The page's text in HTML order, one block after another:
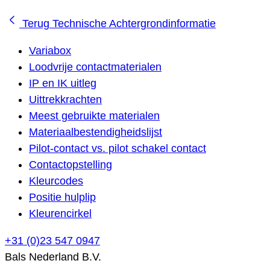
Terug Technische Achtergrondinformatie
Variabox
Loodvrije contactmaterialen
IP en IK uitleg
Uittrekkrachten
Meest gebruikte materialen
Materiaalbestendigheidslijst
Pilot-contact vs. pilot schakel contact
Contactopstelling
Kleurcodes
Positie hulplip
Kleurencirkel
+31 (0)23 547 0947
Bals Nederland B.V.